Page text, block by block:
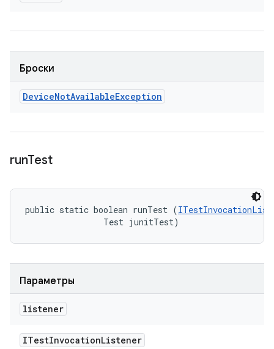
Броски
DeviceNotAvailableException
runTest
public static boolean runTest (
                Test junitTest)
Параметры
listener
ITestInvocationListener